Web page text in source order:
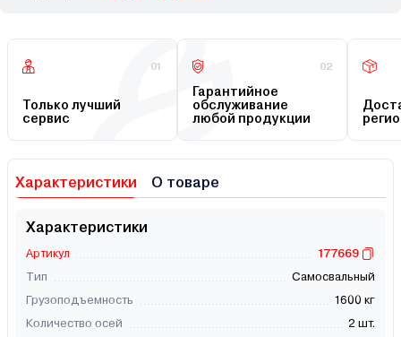
01
Только лучший
сервис
02
Гарантийное
обслуживание
любой продукции
Характеристики О товаре
Характеристики
Артикул
177669
Тип
Самосвальный
Грузоподъемность
1600 кг
Количество осей
2 шт.